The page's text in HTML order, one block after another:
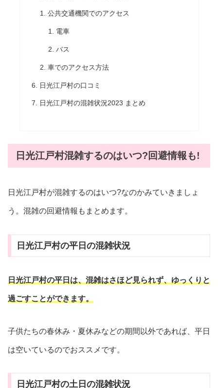
公共交通機関でのアクセス
電車
バス
車でのアクセス方法
日光江戸村の口コミ
日光江戸村の混雑状況2023 まとめ
日光江戸村混雑するのはいつ?回避情報も!
日光江戸村が混雑するのはいつ?なのかみていきましょ
う。混雑の回避情報もまとめます。
日光江戸村の平日の混雑状況
日光江戸村の平日は、混雑はさほど見られず、ゆっくりと
過ごすことができます。
子供たちの春休み・夏休みなどの期間以外であれば、平日
は空いているのでおススメです。
日光江戸村の土日の混雑状況